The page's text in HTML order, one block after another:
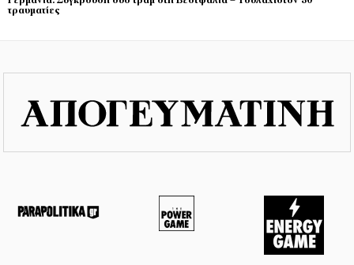
τραυματίες